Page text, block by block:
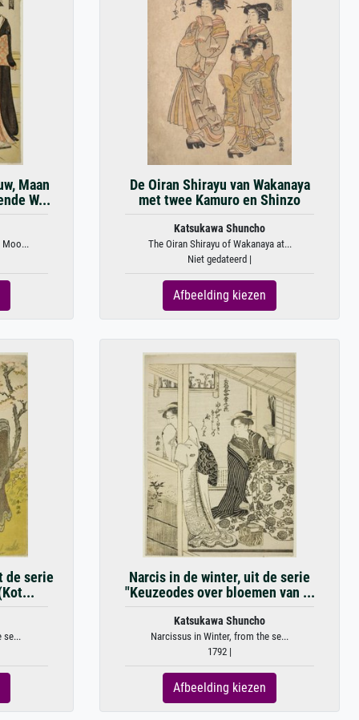
Maan
W...
Moo...
De Oiran Shirayu van Wakanaya
met twee Kamuro en Shinzo
Katsukawa Shuncho
The Oiran Shirayu of Wakanaya at...
Niet gedateerd |
Afbeelding kiezen
de serie
se...
Narcis in de winter, uit de serie
"Keuzeodes over bloemen van ...
Katsukawa Shuncho
Narcissus in Winter, from the se...
1792 |
Afbeelding kiezen